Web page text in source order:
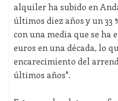
alquiler ha subido en
últimos diez años y un 33
con una media que se ha
euros en una década, lo
encarecimiento del
últimos años".